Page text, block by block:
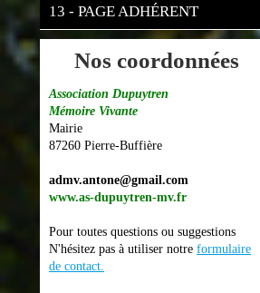
13 - PAGE ADHÉRENT
Nos coordonnées
Association Dupuytren
Mémoire Vivante
Mairie
87260 Pierre-Buffière
admv.antone@gmail.com
www.as-dupuytren-mv.fr
Pour toutes questions ou suggestions
N'hésitez pas à utiliser notre formulaire
de contact.